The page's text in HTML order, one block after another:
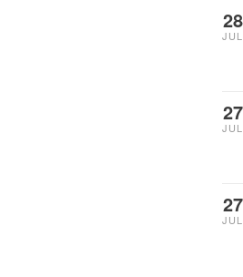
28
JUL
27
JUL
27
JUL